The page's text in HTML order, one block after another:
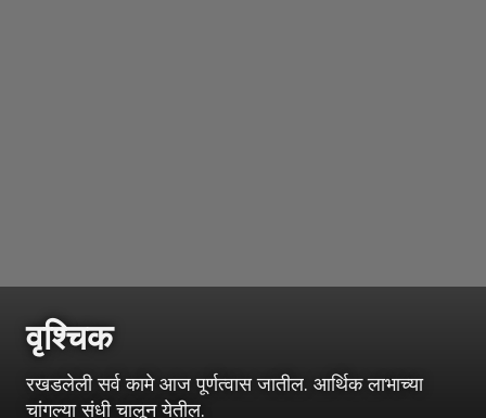
वृश्चिक
रखडलेली सर्व कामे आज पूर्णत्वास जातील. आर्थिक लाभाच्या
चांगल्या संधी चालून येतील.